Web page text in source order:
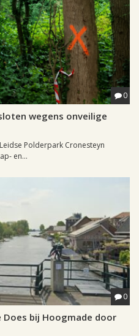
0
wegens onveilige
Polderpark Cronesteyn
en...
0
Does bij Hoogmade door